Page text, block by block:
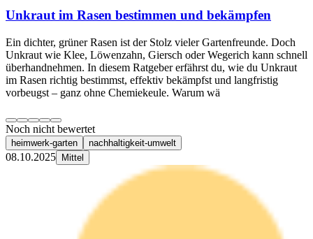
Unkraut im Rasen bestimmen und bekämpfen
Ein dichter, grüner Rasen ist der Stolz vieler Gartenfreunde. Doch
Unkraut wie Klee, Löwenzahn, Giersch oder Wegerich kann schnell
überhandnehmen. In diesem Ratgeber erfährst du, wie du Unkraut
im Rasen richtig bestimmst, effektiv bekämpfst und langfristig
vorbeugst – ganz ohne Chemiekeule. Warum wä
Noch nicht bewertet
heimwerk-garten nachhaltigkeit-umwelt
08.10.2025 Mittel